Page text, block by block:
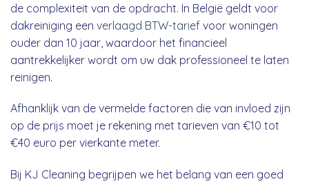
de complexiteit van de opdracht. In België geldt voor
dakreiniging een verlaagd BTW-tarief voor woningen
ouder dan 10 jaar, waardoor het financieel
aantrekkelijker wordt om uw dak professioneel te laten
reinigen.
Afhanklijk van de vermelde factoren die van invloed zijn
op de prijs moet je rekening met tarieven van €10 tot
€40 euro per vierkante meter.
Bij KJ Cleaning begrijpen we het belang van een goed